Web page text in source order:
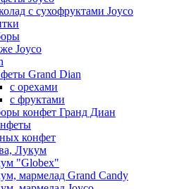
с сухофруктами Joyco
Joyco
Grand Dian
с орехами
с фруктами
конфет Гранд Диан
конфет
Лукум
"Globex"
мармелад Grand Candy